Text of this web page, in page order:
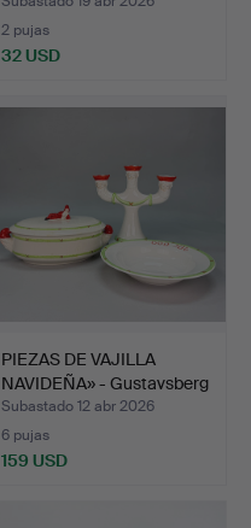
2 pujas
32 USD
PIEZAS DE VAJILLA
NAVIDEÑA» - Gustavsberg
…
Subastado 12 abr 2026
6 pujas
159 USD